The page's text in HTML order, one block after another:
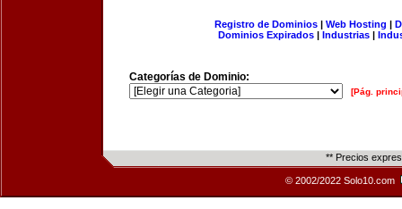
Registro de Dominios| Web Hosting |
Dominios Expirados | Industrias |
Categorías de Dominio:
[Pág.
** Precios
© 2002/2022 Solo10.com